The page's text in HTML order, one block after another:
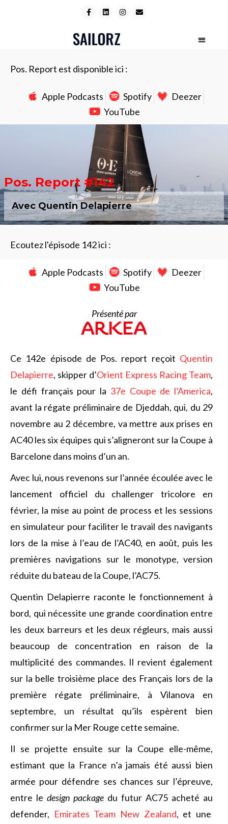
Pos. Report est disponible ici :
Apple Podcasts Spotify
Deezer
YouTube
Pos. Report #142
Avec Quentin Delapierre
Ecoutez l'épisode 142 ici :
Apple Podcasts Spotify
Deezer
YouTube
Présenté par
Ce 142e épisode de Pos. report reçoit Quentin
Delapierre, skipper d’Orient Express Racing Team,
le défi français pour la 37e Coupe de l’America,
avant la régate préliminaire de Djeddah, qui, du 29
novembre au 2 décembre, va mettre aux prises en
AC40 les six équipes qui s’aligneront sur la Coupe à
Barcelone dans moins d’un an.
Avec lui, nous revenons sur l’année écoulée avec le
lancement officiel du challenger tricolore en
février, la mise au point de process et les sessions
en simulateur pour faciliter le travail des navigants
lors de la mise à l’eau de l’AC40, en août, puis les
premières navigations sur le monotype, version
réduite du bateau de la Coupe, l’AC75.
Quentin Delapierre raconte le fonctionnement à
bord, qui nécessite une grande coordination entre
les deux barreurs et les deux régleurs, mais aussi
beaucoup de concentration en raison de la
multiplicité des commandes. Il revient également
sur la belle troisième place des Français lors de la
première régate préliminaire, à Vilanova en
septembre, un résultat qu’ils espèrent bien
confirmer sur la Mer Rouge cette semaine.
Il se projette ensuite sur la Coupe elle-même,
estimant que la France n’a jamais été aussi bien
armée pour défendre ses chances sur l’épreuve,
entre le design package du futur AC75 acheté au
defender, Emirates Team New Zealand, et une